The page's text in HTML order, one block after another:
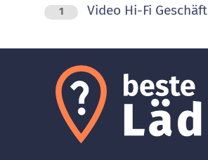
1 Video Hi-Fi Geschäft